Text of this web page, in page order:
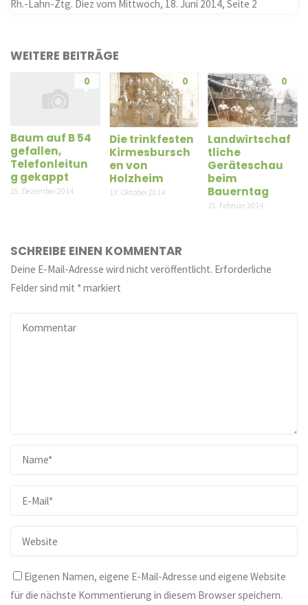
Rh.-Lahn-Ztg. Diez vom Mittwoch, 18. Juni 2014, Seite 2
WEITERE BEITRÄGE
0
Baum auf B 54
gefallen,
Telefonleitun
g gekappt
15. Dezember 2014
0
Die trinkfesten
Kirmesbursch
en von
Holzheim
13. Oktober 2014
0
Landwirtschaf
tliche
Geräteschau
beim
Bauerntag
15. Februar 2014
SCHREIBE EINEN KOMMENTAR
Deine E-Mail-Adresse wird nicht veröffentlicht. Erforderliche
Felder sind mit *markiert
Eigenen Namen, eigene E-Mail-Adresse und eigene Website
für die nächste Kommentierung in diesem Browser speichern.